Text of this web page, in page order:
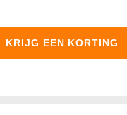
KRIJG EEN KORTING